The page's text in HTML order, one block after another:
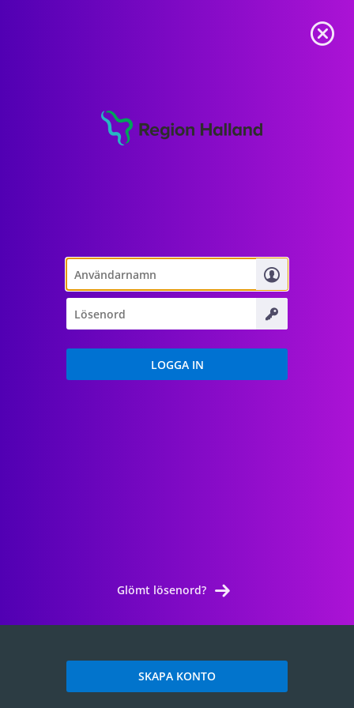
Glömt lösenord?
SKAPA KONTO